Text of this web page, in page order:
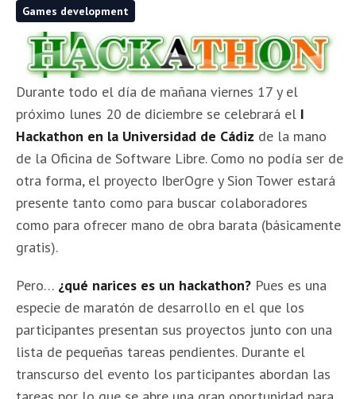
Games development
Durante todo el día de mañana viernes 17 y el
próximo lunes 20 de diciembre se celebrará el I
Hackathon en la Universidad de Cádiz de la mano
de la Oficina de Software Libre. Como no podía ser de
otra forma, el proyecto IberOgre y Sion Tower estará
presente tanto como para buscar colaboradores
como para ofrecer mano de obra barata (básicamente
gratis).
Pero… ¿qué narices es un hackathon? Pues es una
especie de maratón de desarrollo en el que los
participantes presentan sus proyectos junto con una
lista de pequeñas tareas pendientes. Durante el
transcurso del evento los participantes abordan las